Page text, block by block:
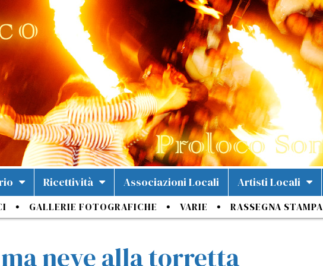
Ricettività Associazioni Locali Artisti Locali
GALLERIE FOTOGRAFICHE VARIE RASSEGNA STAMPA
neve alla torretta